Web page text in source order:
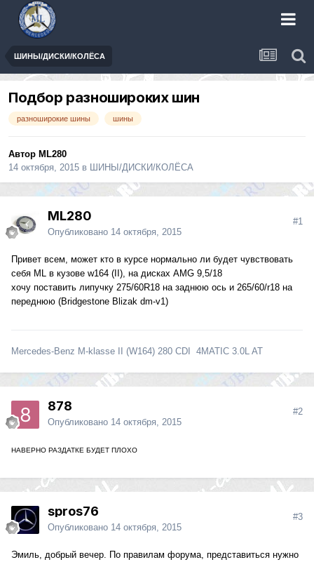
ШИНЫ/ДИСКИ/КОЛЁСА
Подбор разношироких шин
разноширокие шины шины
Автор ML280
14 октября, 2015 в ШИНЫ/ДИСКИ/КОЛЁСА
ML280
Опубликовано 14 октября, 2015
#1
Привет всем, может кто в курсе нормально ли будет чувствовать
себя ML в кузове w164 (II), на дисках AMG 9,5/18
хочу поставить липучку 275/60R18 на заднюю ось и 265/60/r18 на
переднюю (Bridgestone Blizak dm-v1)
Mercedes-Benz M-klasse II (W164) 280 CDI 4MATIC 3.0L AT
878
Опубликовано 14 октября, 2015
#2
НАВЕРНО РАЗДАТКЕ БУДЕТ ПЛОХО
spros76
Опубликовано 14 октября, 2015
#3
Эмиль, добрый вечер. По правилам форума, представиться нужно